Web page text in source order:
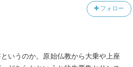
フォロー
いうのか。原始仏教から大乗や上座